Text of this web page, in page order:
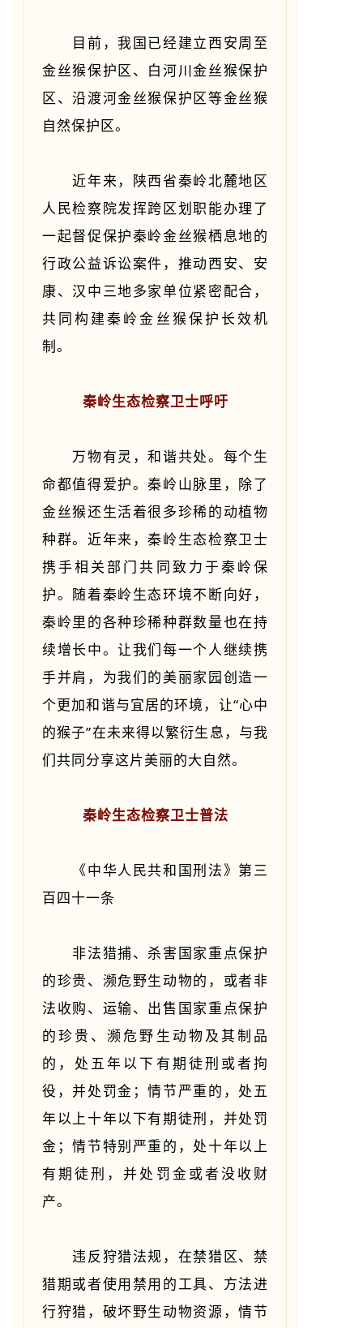
目前，我国已经建立西安周至
金丝猴保护区、白河川金丝猴保护
区、沿渡河金丝猴保护区等金丝猴
自然保护区。
近年来，陕西省秦岭北麓地区
人民检察院发挥跨区划职能办理了
一起督促保护秦岭金丝猴栖息地的
行政公益诉讼案件，推动西安、安
康、汉中三地多家单位紧密配合，
共同构建秦岭金丝猴保护长效机
制。
秦岭生态检察卫士呼吁
万物有灵，和谐共处。每个生
命都值得爱护。秦岭山脉里，除了
金丝猴还生活着很多珍稀的动植物
种群。近年来，秦岭生态检察卫士
携手相关部门共同致力于秦岭保
护。随着秦岭生态环境不断向好，
秦岭里的各种珍稀种群数量也在持
续增长中。让我们每一个人继续携
手并肩，为我们的美丽家园创造一
个更加和谐与宜居的环境，让“心中
的猴子”在未来得以繁衍生息，与我
们共同分享这片美丽的大自然。
秦岭生态检察卫士普法
《中华人民共和国刑法》第三
百四十一条
非法猎捕、杀害国家重点保护
的珍贵、濒危野生动物的，或者非
法收购、运输、出售国家重点保护
的珍贵、濒危野生动物及其制品
的，处五年以下有期徒刑或者拘
役，并处罚金；情节严重的，处五
年以上十年以下有期徒刑，并处罚
金；情节特别严重的，处十年以上
有期徒刑，并处罚金或者没收财
产。
违反狩猎法规，在禁猎区、禁
猎期或者使用禁用的工具、方法进
行狩猎，破坏野生动物资源，情节